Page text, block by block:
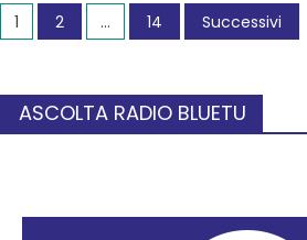
1 2 … 14 Successivi
ASCOLTA RADIO BLUETU